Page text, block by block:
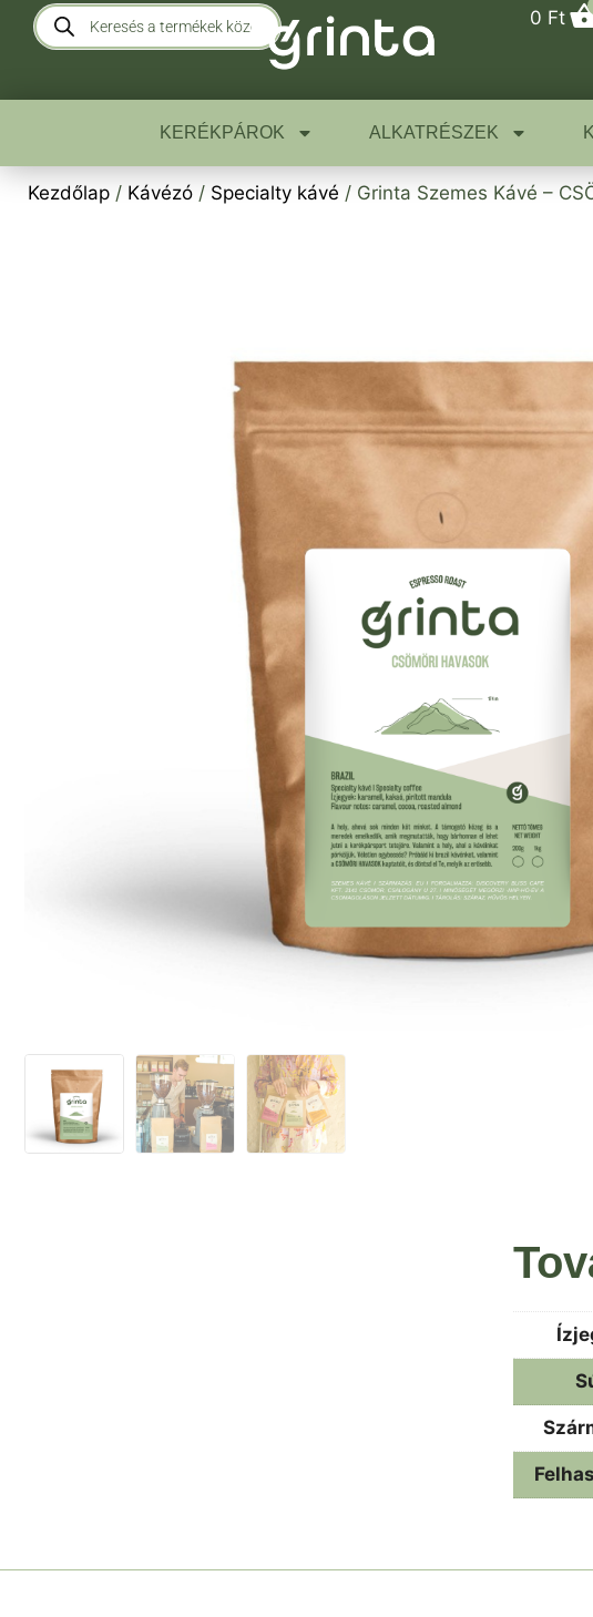
0 Ft
KERÉKPÁROK ALKATRÉSZEK
Kezdőlap / Kávézó / Specialty kávé / Grinta Szemes Kávé –